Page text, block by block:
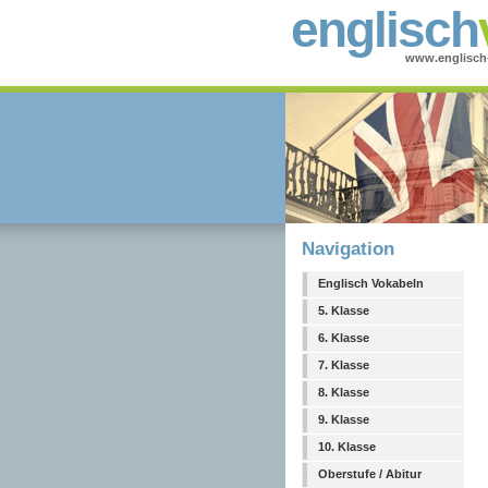
englisch
Navigation
Englisch Vokabeln
5. Klasse
6. Klasse
7. Klasse
8. Klasse
9. Klasse
10. Klasse
Oberstufe / Abitur